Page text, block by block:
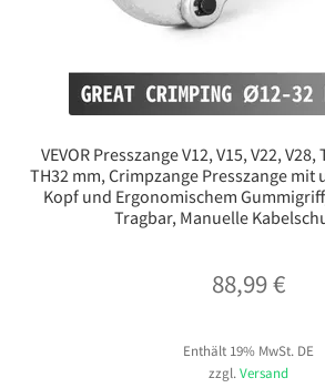
VEVOR Presszange V12, V15, V22,
TH32 mm, Crimpzange Presszange mit
Kopf und Ergonomischem
Tragbar, Manuelle
88,99€
Enthält 19% MwSt. DE
zzgl. Versand